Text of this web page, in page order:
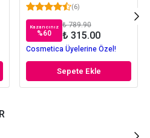
(6)
Kazancınız
%60
₺ 789.90
₺ 315.00
Cosmetica Üyelerine Özel!
Sepete Ekle